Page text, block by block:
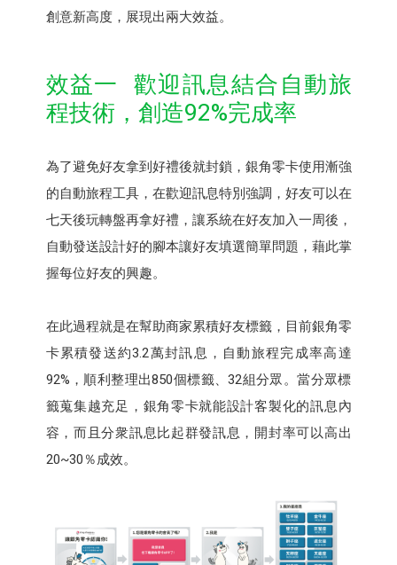
創意新高度，展現出兩大效益。
效益一 歡迎訊息結合自動旅
程技術，創造92%完成率
為了避免好友拿到好禮後就封鎖，銀角零卡使用漸強
的自動旅程工具，在歡迎訊息特別強調，好友可以在
七天後玩轉盤再拿好禮，讓系統在好友加入一周後，
自動發送設計好的腳本讓好友填選簡單問題，藉此掌
握每位好友的興趣。
在此過程就是在幫助商家累積好友標籤，目前銀角零
卡累積發送約3.2萬封訊息，自動旅程完成率高達
92%，順利整理出850個標籤、32組分眾。當分眾標
籤蒐集越充足，銀角零卡就能設計客製化的訊息內
容，而且分衆訊息比起群發訊息，開封率可以高出
20~30％成效。